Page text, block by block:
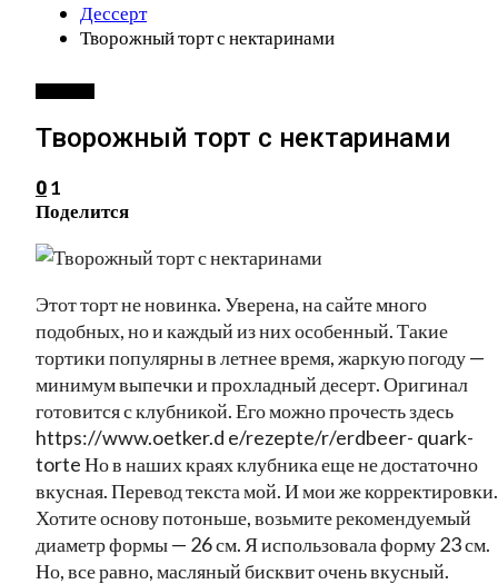
Дессерт
Творожный торт с нектаринами
Творожный торт с нектаринами
0 1
Поделится
Этот торт не новинка. Уверена, на сайте много
подобных, но и каждый из них особенный. Такие
тортики популярны в летнее время, жаркую погоду —
минимум выпечки и прохладный десерт. Оригинал
готовится с клубникой. Его можно прочесть здесь
https://www.oetker.d e/rezepte/r/erdbeer- quark-
torte Но в наших краях клубника еще не достаточно
вкусная. Перевод текста мой. И мои же корректировки.
Хотите основу потоньше, возьмите рекомендуемый
диаметр формы — 26 см. Я использовала форму 23 см.
Но, все равно, масляный бисквит очень вкусный.